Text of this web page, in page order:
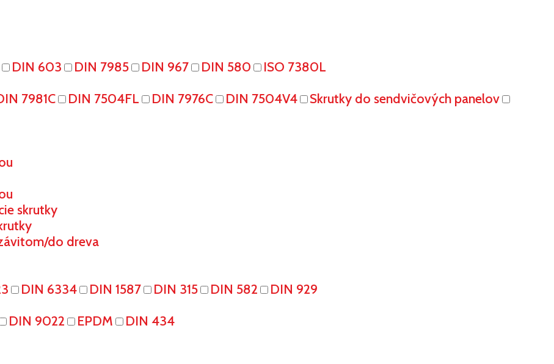
DIN 603 DIN 7985 DIN 967 DIN 580
ISO 7380L
7981C DIN 7504FL DIN 7976C DIN 7504V4
Skrutky do sendvičových panelov
skrutky
do dreva
DIN 6334 DIN 1587 DIN 315 DIN 582
DIN 929
DIN 9022 EPDM
DIN 434